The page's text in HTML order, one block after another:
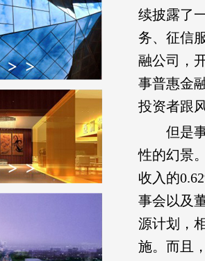
续披露了
务、征信
融公司，
事普惠金
投资者跟
但是
性的幻景
收入的
事会以及
源计划，
施。而且